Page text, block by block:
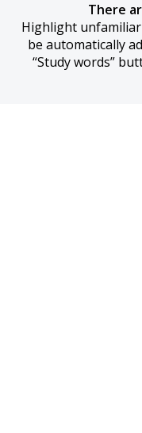
There
Highlight
be automatically
“Study words”